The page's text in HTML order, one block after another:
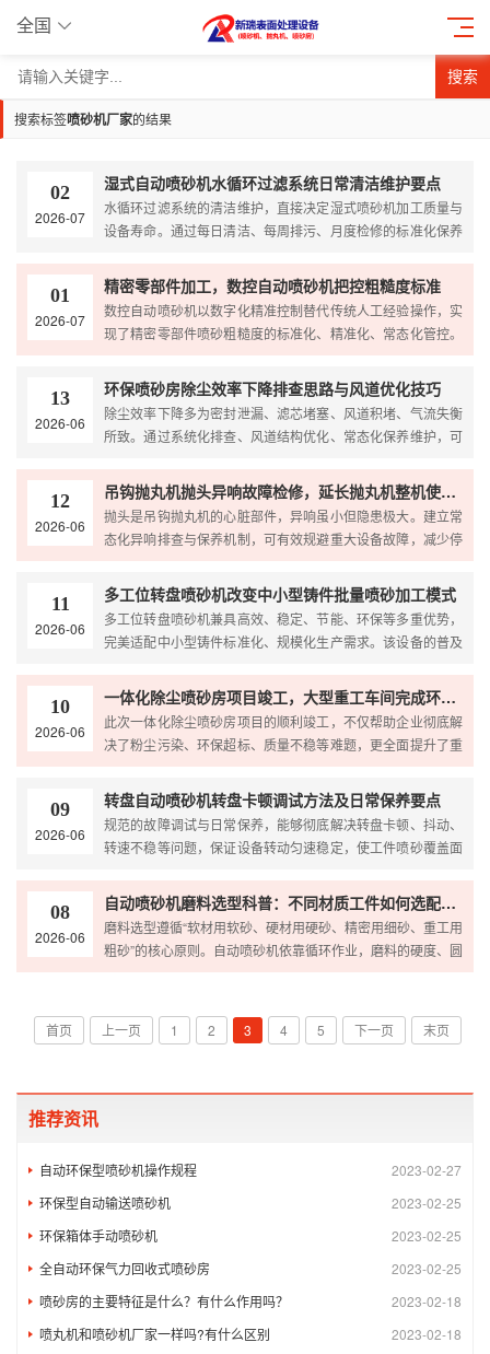
全国
搜索
搜索标签喷砂机厂家的结果
02
2026-07
湿式自动喷砂机水循环过滤系统日常清洁维护要点
水循环过滤系统的清洁维护，直接决定湿式喷砂机加工质量与
设备寿命。通过每日清洁、每周排污、月度检修的标准化保养
等问题，持续稳定工件喷砂效果，降低设备故障率与运维成
本，保障湿式自动喷砂机长期...
01
2026-07
精密零部件加工，数控自动喷砂机把控粗糙度标准
数控自动喷砂机以数字化精准控制替代传统人工经验操作，实
现了精密零部件喷砂粗糙度的标准化、精准化、常态化管控。
既有效规避了喷砂工艺瑕疵，提升产品合格率，又助力精密加
工企业完善生产工艺、提升产品核心品质与市场竞争力。
13
2026-06
环保喷砂房除尘效率下降排查思路与风道优化技巧
除尘效率下降多为密封泄漏、滤芯堵塞、风道积堵、气流失衡
所致。通过系统化排查、风道结构优化、常态化保养维护，可
车间作业环境，降低设备故障率与运维成本，实现环保喷砂房
长期高效合规运行。
12
2026-06
吊钩抛丸机抛头异响故障检修，延长抛丸机整机使用寿命
抛头是吊钩抛丸机的心脏部件，异响虽小但隐患极大。建立常
态化异响排查与保养机制，可有效规避重大设备故障，减少停
机维修频次，稳定工件抛丸质量，显著降低运维成本，全方位
延长吊钩抛丸机整机使用寿命，保障车间高效、连续、安全化
生产。
11
2026-06
多工位转盘喷砂机改变中小型铸件批量喷砂加工模式
多工位转盘喷砂机兼具高效、稳定、节能、环保等多重优势，
完美适配中小型铸件标准化、规模化生产需求。该设备的普及
限的传统模式，助力制造企业实现表面处理工序自动化升级、
品质升级与产能升级，为精...
10
2026-06
一体化除尘喷砂房项目竣工，大型重工车间完成环保改造
此次一体化除尘喷砂房项目的顺利竣工，不仅帮助企业彻底解
决了粉尘污染、环保超标、质量不稳等难题，更全面提升了重
工车间防腐预处理的标准化、绿色化、智能化水平，助力企业
实现环保合规生产、提质增效生产，为后续大型钢结构工程项
目高质量交付奠定了坚实的...
09
2026-06
转盘自动喷砂机转盘卡顿调试方法及日常保养要点
规范的故障调试与日常保养，能够彻底解决转盘卡顿、抖动、
转速不稳等问题，保证设备转动匀速稳定，使工件喷砂覆盖面
与运维成本，保障转盘自动喷砂机长期高效、稳定、安全运
行。
08
2026-06
自动喷砂机磨料选型科普：不同材质工件如何选配喷砂耗材
磨料选型遵循“软材用软砂、硬材用硬砂、精密用细砂、重工用
粗砂”的核心原则。自动喷砂机依靠循环作业，磨料的硬度、圆
度、粒径均匀度直接决定批量质量稳定性。企业根据工件材质
减少磨料损耗、降低设...
首页 上一页 1 2 3 4 5 下一页 末页
推荐资讯
2023-02-27
自动环保型喷砂机操作规程
2023-02-25
环保型自动输送喷砂机
2023-02-25
环保箱体手动喷砂机
2023-02-25
全自动环保气力回收式喷砂房
2023-02-18
喷砂房的主要特征是什么？有什么作用吗？
2023-02-18
喷丸机和喷砂机厂家一样吗?有什么区别